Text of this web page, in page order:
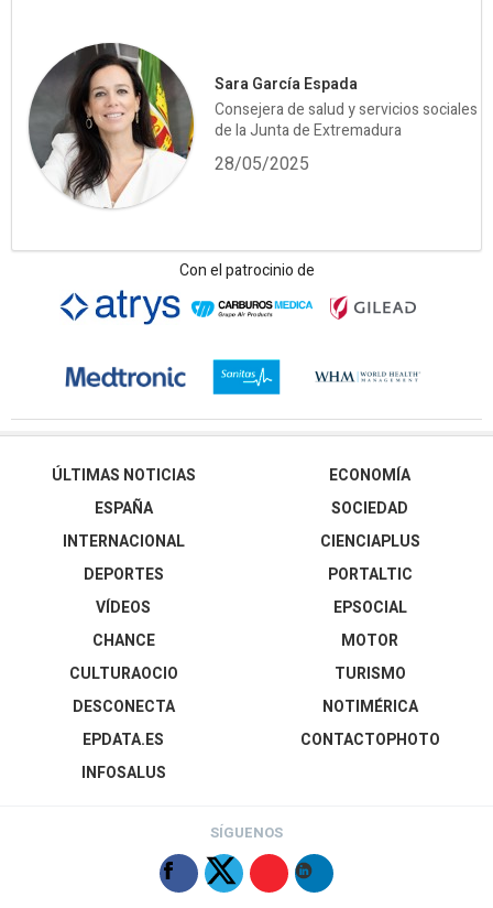
Sara García Espada
Consejera de salud y servicios sociales
de la Junta de Extremadura
28/05/2025
Con el patrocinio de
ÚLTIMAS NOTICIAS
ESPAÑA
INTERNACIONAL
DEPORTES
VÍDEOS
ECONOMÍA
SOCIEDAD
CIENCIAPLUS
PORTALTIC
EPSOCIAL
CHANCE
CULTURAOCIO
DESCONECTA
EPDATA.ES
INFOSALUS
MOTOR
TURISMO
NOTIMÉRICA
CONTACTOPHOTO
SÍGUENOS